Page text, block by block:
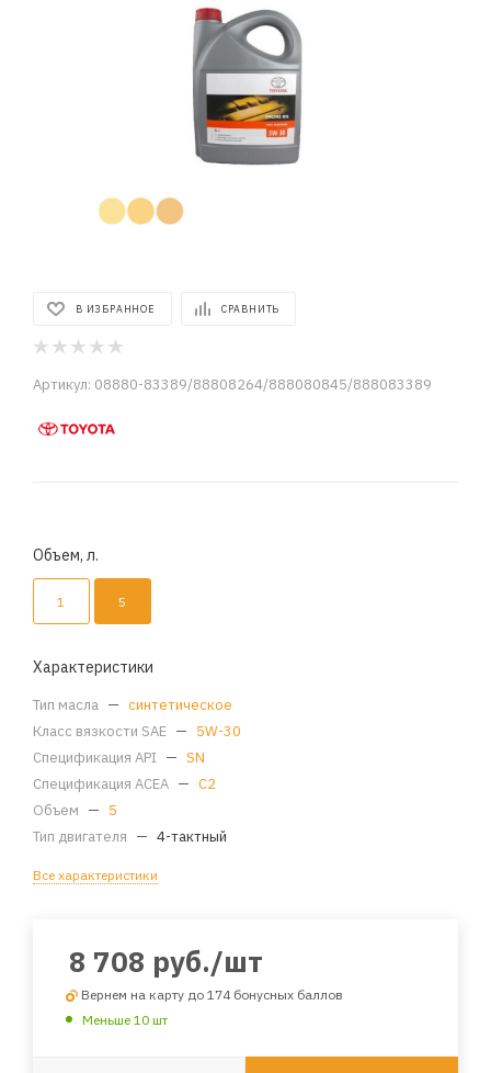
В ИЗБРАННОЕ СРАВНИТЬ
Артикул: 08880-83389/88808264/888080845/888083389
Объем, л.
1 5
Характеристики
Тип масла — синтетическое
Класс вязкости SAE — 5W-30
Спецификация API — SN
Спецификация ACEA — C2
Объем — 5
Тип двигателя — 4-тактный
Все характеристики
8 708 руб./шт
Вернем на карту до 174 бонусных баллов
Меньше 10 шт